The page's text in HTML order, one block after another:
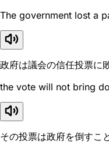
The government lost a
政府は議会の信任投票に
the vote will not bring
その投票は政府を倒すこ